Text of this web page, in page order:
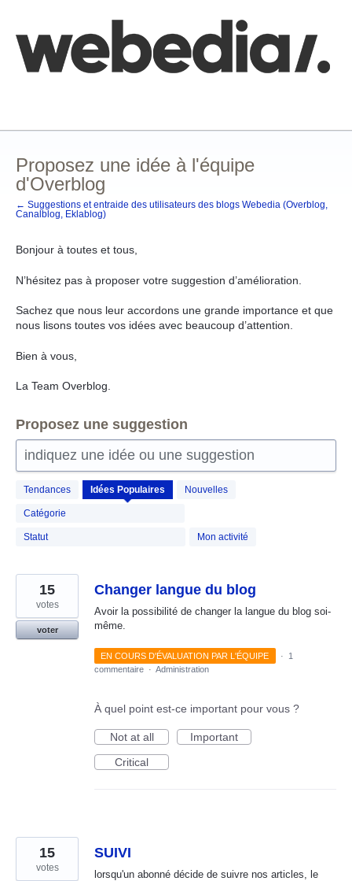
contenu
Proposez une idée à l'équipe
d'Overblog
← Suggestions et entraide des utilisateurs des blogs Webedia (Overblog,
Canalblog, Eklablog)
Bonjour à toutes et tous,
N’hésitez pas à proposer votre suggestion d’amélioration.
Sachez que nous leur accordons une grande importance et que
nous lisons toutes vos idées avec beaucoup d’attention.
Bien à vous,
La Team Overblog.
Proposez une suggestion
indiquez une idée ou une suggestion
Tendances Idées Populaires Nouvelles
Catégorie
Statut Mon activité
289
résultats
trouvés
Changer langue du blog
Avoir la possibilité de changer la langue du blog soi-
même.
15
votes
voter
EN COURS D'ÉVALUATION PAR L'ÉQUIPE ·
1
commentaire · Administration
À quel point est-ce important pour vous ?
Not at all
Important
Critical
SUIVI
lorsqu'un abonné décide de suivre nos articles, le
15
votes